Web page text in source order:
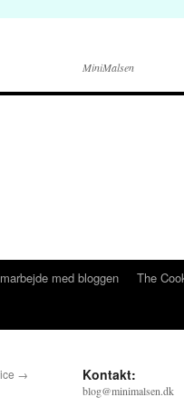
MiniMalsen
med bloggen
The
→ Kontakt:
blog@minimalsen.dk